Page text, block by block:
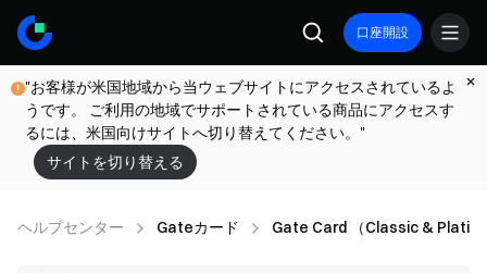
口座開設
"お客様が米国地域から当ウェブサイトにアクセスされているよ
うです。 ご利用の地域でサポートされている商品にアクセスす
るには、米国向けサイトへ切り替えてください。"
サイトを切り替える
ヘルプセンター Gateカード Gate Card （Classic &